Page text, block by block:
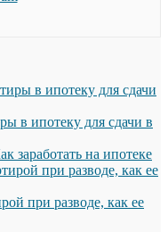
в ипотеку для сдачи в
заработать на ипотеке
при разводе, как ее